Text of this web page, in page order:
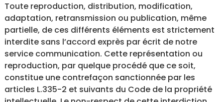
Toute reproduction, distribution, modification,
adaptation, retransmission ou publication, même
partielle, de ces différents éléments est strictement
interdite sans l’accord exprès par écrit de notre
service communication. Cette représentation ou
reproduction, par quelque procédé que ce soit,
constitue une contrefaçon sanctionnée par les
articles L.335-2 et suivants du Code de la propriété